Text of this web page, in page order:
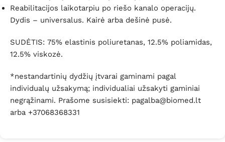
Reabilitacijos laikotarpiu po riešo kanalo operacijų.
Dydis – universalus. Kairė arba dešinė pusė.
SUDĖTIS: 75% elastinis poliuretanas, 12.5% poliamidas,
12.5% viskozė.
*nestandartinių dydžių įtvarai gaminami pagal
individualų užsakymą; individualiai užsakyti gaminiai
negrąžinami. Prašome susisiekti: pagalba@biomed.lt
arba +37068368331